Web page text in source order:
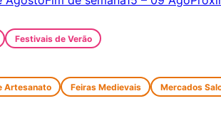
Festivais de Verão
Artesanato Feiras Medievais Mercados